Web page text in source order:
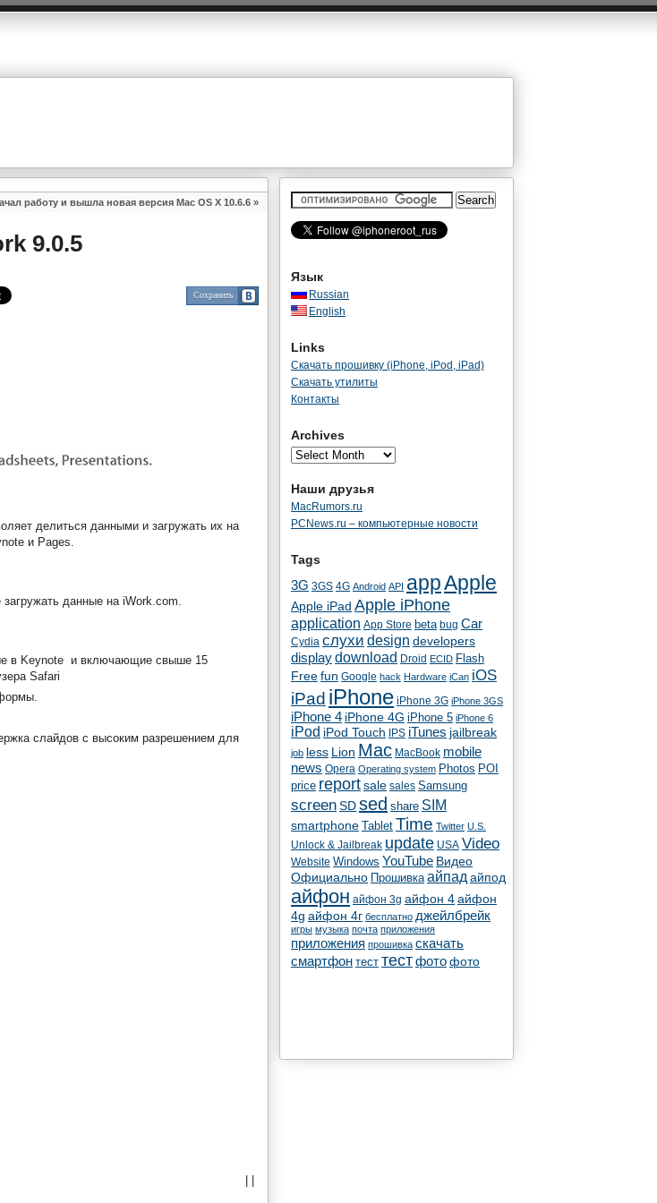
работу и вышла новая версия Mac OS X 10.6.6 »
9.0.5
Сохранить
делиться данными и загружать их на
и Pages.
данные на iWork.com.
в Keynote и включающие свыше 15
Safari
слайдов с высоким разрешением для
Язык
Russian
English
Links
Скачать прошивку (iPhone, iPod, iPad)
Скачать утилиты
Контакты
Archives
Наши друзья
MacRumors.ru
PCNews.ru – компьютерные новости
Tags
3G 3GS 4G Android API appApple
Apple iPad Apple iPhone
application App Store beta bug Car
Cydia cлухи design developers
displaydownload Droid ECID Flash
Free fun Google hack Hardware iCan iOS
iPad iPhone iPhone 3G iPhone 3GS
iPhone 4 iPhone 4G iPhone 5 iPhone 6
iPod iPod Touch IPS iTunes jailbreak
job less Lion Mac MacBook mobile
news Opera Operating system Photos POI
price reportsale sales Samsung
screen SD sed share SIM
smartphone Tablet Time Twitter U.S.
Unlock & Jailbreak update USA Video
Website Windows YouTube Видео
Официально
Прошивка айпад айпод
айфон айфон 3g айфон 4айфон
4g айфон 4г бесплатно джейлбрейк
игры музыка почта приложения
приложения прошивка скачать
смартфон тест тестфото фото